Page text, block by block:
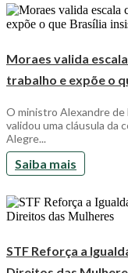
Moraes valida
trabalho e expõe o
O ministro Alexandre de
validou uma cláusula da
Alegre...
Saiba mais
STF Reforça a